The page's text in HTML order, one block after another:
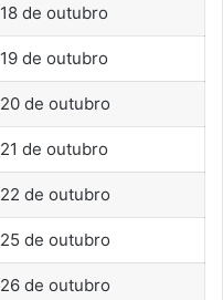
18 de outubro
19 de outubro
20 de outubro
21 de outubro
22 de outubro
25 de outubro
26 de outubro